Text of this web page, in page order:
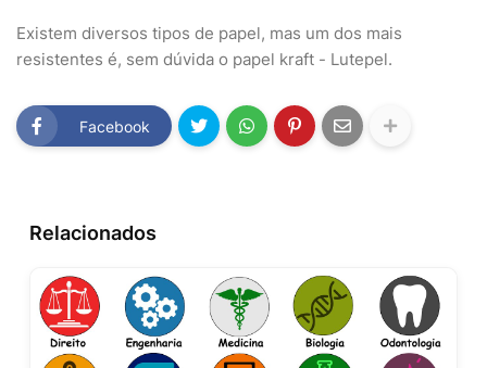
Existem diversos tipos de papel, mas um dos mais
resistentes é, sem dúvida o papel kraft - Lutepel.
Facebook
Relacionados